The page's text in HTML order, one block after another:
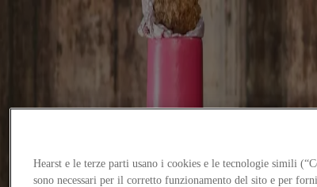
Hearst e le terze parti usano i cookies e le tecnologie simili
sono necessari per il corretto funzionamento del sito e per